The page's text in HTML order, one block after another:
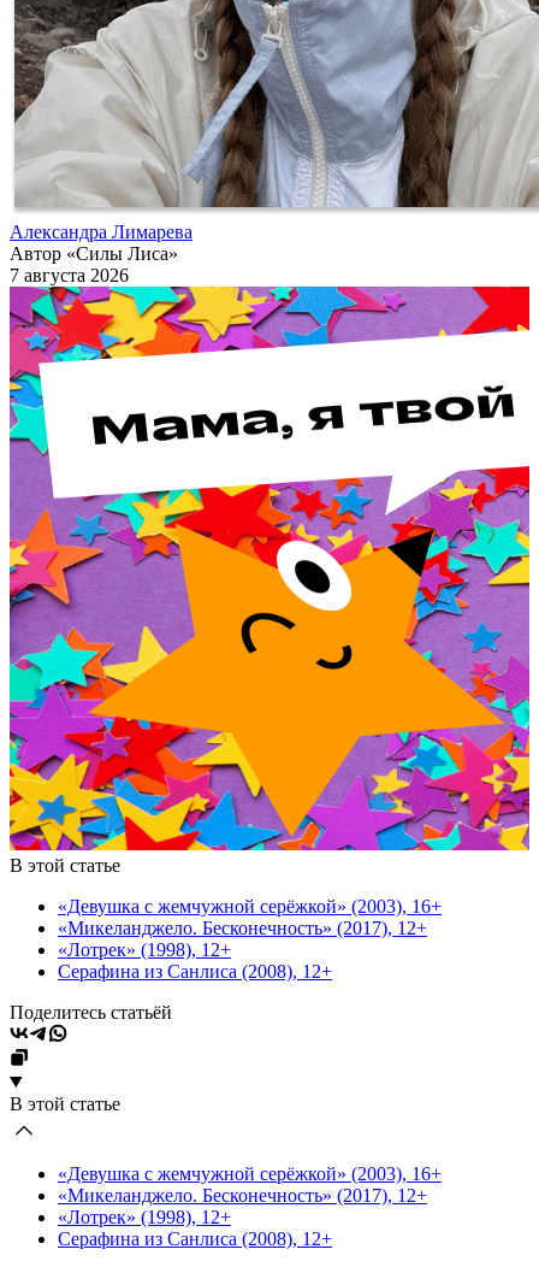
Александра Лимарева
Автор «Силы Лиса»
7 августа 2026
В этой статье
«Девушка с жемчужной серёжкой» (2003), 16+
«Микеланджело. Бесконечность» (2017), 12+
«Лотрек» (1998), 12+
Серафина из Санлиса (2008), 12+
Поделитесь статьёй
В этой статье
«Девушка с жемчужной серёжкой» (2003), 16+
«Микеланджело. Бесконечность» (2017), 12+
«Лотрек» (1998), 12+
Серафина из Санлиса (2008), 12+